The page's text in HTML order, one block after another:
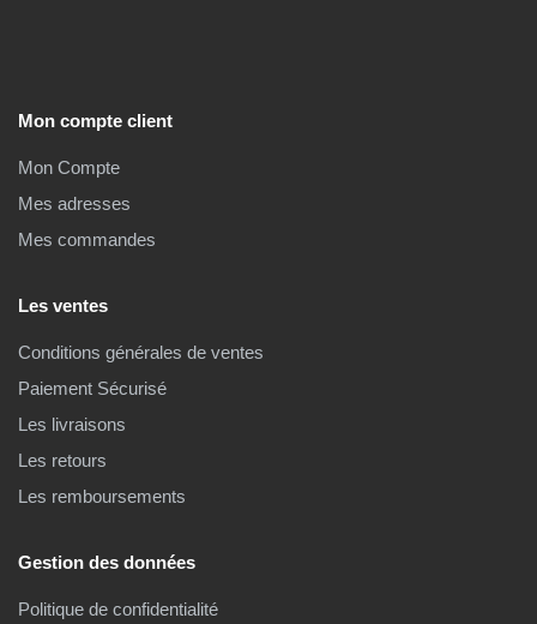
Mon compte client
Mon Compte
Mes adresses
Mes commandes
Les ventes
Conditions générales de ventes
Paiement Sécurisé
Les livraisons
Les retours
Les remboursements
Gestion des données
Politique de confidentialité